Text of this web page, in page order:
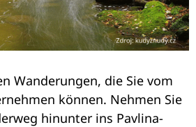
Wanderungen, die Sie vom
können. Nehmen Sie
hinunter ins Pavlina-